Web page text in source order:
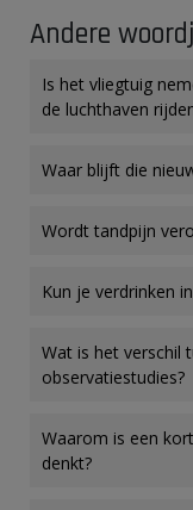
Andere
Is het vliegtuig
de luchthaven
Waar blijft die
Wordt tandpijn
Kun je verdrinken
Wat is het verschil
observatiestudies?
Waarom is een
denkt?